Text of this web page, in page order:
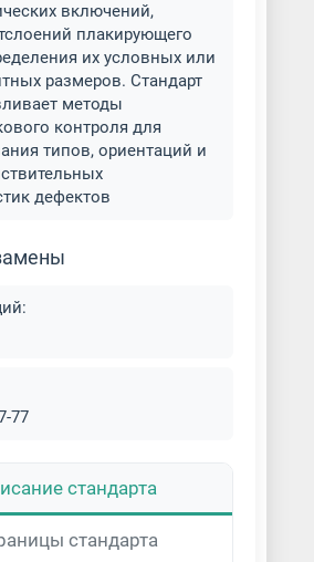
включений,
плакирующего
их условных или
размеров. Стандарт
методы
контроля для
типов, ориентаций и
дефектов
77
стандарта
стандарта